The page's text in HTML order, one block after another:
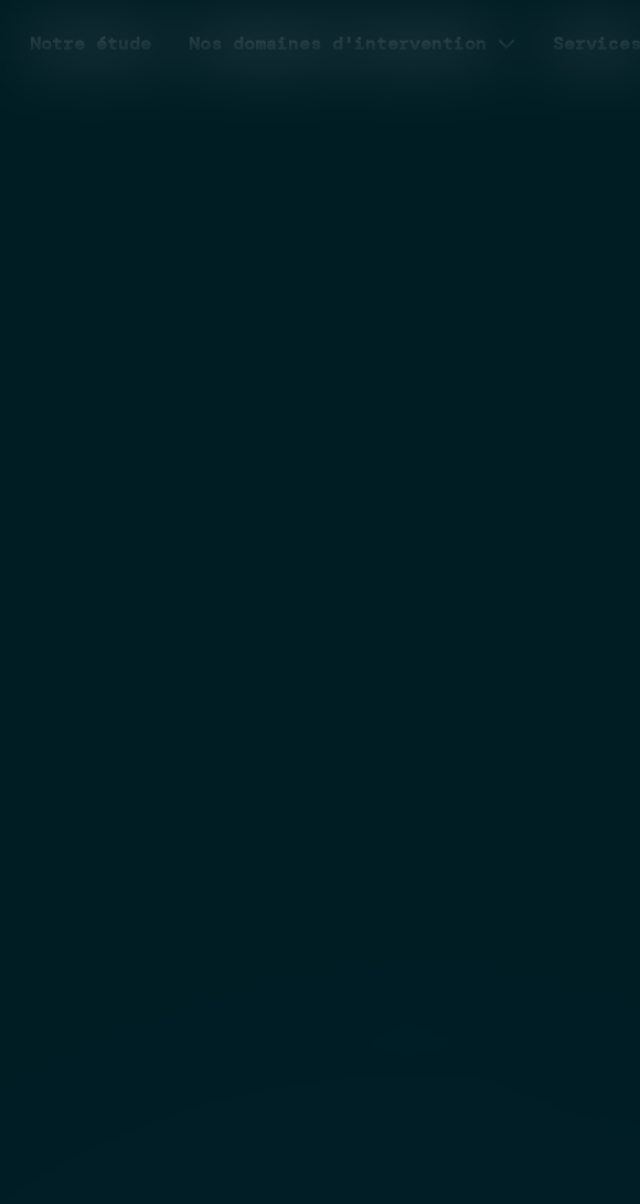
Notre étude Nos domaines d'intervention Services